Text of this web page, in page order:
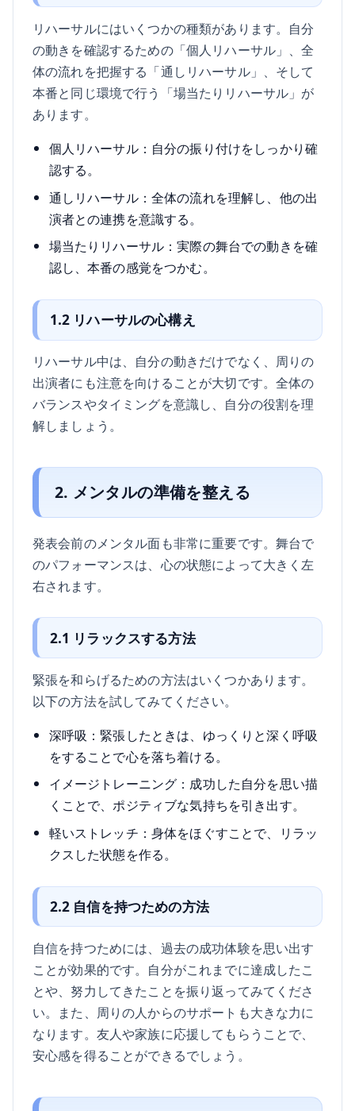
リハーサルにはいくつかの種類があります。自分
の動きを確認するための「個人リハーサル」、全
体の流れを把握する「通しリハーサル」、そして
本番と同じ環境で行う「場当たりリハーサル」が
あります。
個人リハーサル：自分の振り付けをしっかり確
認する。
通しリハーサル：全体の流れを理解し、他の出
演者との連携を意識する。
場当たりリハーサル：実際の舞台での動きを確
認し、本番の感覚をつかむ。
1.2 リハーサルの心構え
リハーサル中は、自分の動きだけでなく、周りの
出演者にも注意を向けることが大切です。全体の
バランスやタイミングを意識し、自分の役割を理
解しましょう。
2. メンタルの準備を整える
発表会前のメンタル面も非常に重要です。舞台で
のパフォーマンスは、心の状態によって大きく左
右されます。
2.1 リラックスする方法
緊張を和らげるための方法はいくつかあります。
以下の方法を試してみてください。
深呼吸：緊張したときは、ゆっくりと深く呼吸
をすることで心を落ち着ける。
イメージトレーニング：成功した自分を思い描
くことで、ポジティブな気持ちを引き出す。
軽いストレッチ：身体をほぐすことで、リラッ
クスした状態を作る。
2.2 自信を持つための方法
自信を持つためには、過去の成功体験を思い出す
ことが効果的です。自分がこれまでに達成したこ
とや、努力してきたことを振り返ってみてくださ
い。また、周りの人からのサポートも大きな力に
なります。友人や家族に応援してもらうことで、
安心感を得ることができるでしょう。